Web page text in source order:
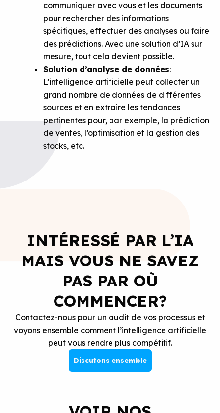
communiquer avec vous et les documents
pour rechercher des informations
spécifiques, effectuer des analyses ou faire
des prédictions. Avec une solution d’IA sur
mesure, tout cela devient possible.
Solution d’analyse de données:
L’intelligence artificielle peut collecter un
grand nombre de données de différentes
sources et en extraire les tendances
pertinentes pour, par exemple, la prédiction
de ventes, l’optimisation et la gestion des
stocks, etc.
INTÉRESSÉ PAR L’IA
MAIS VOUS NE SAVEZ
PAS PAR OÙ
COMMENCER?
Contactez-nous pour un audit de vos processus et
voyons ensemble comment l’intelligence artificielle
peut vous rendre plus compétitif.
Discutons ensemble